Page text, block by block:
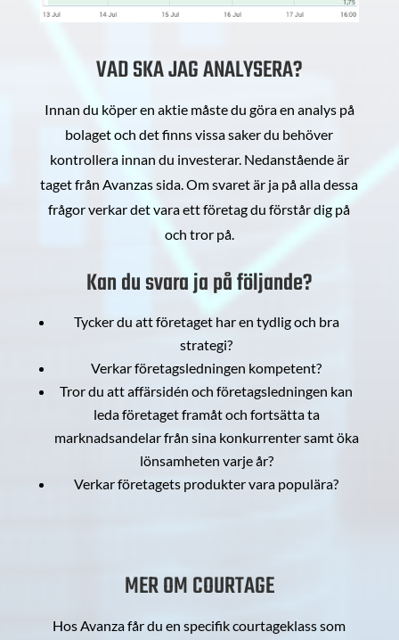
VAD SKA JAG ANALYSERA?
Innan du köper en aktie måste du göra en analys på
bolaget och det finns vissa saker du behöver
kontrollera innan du investerar. Nedanstående är
taget från Avanzas sida. Om svaret är ja på alla dessa
frågor verkar det vara ett företag du förstår dig på
och tror på.
Kan du svara ja på följande?
Tycker du att företaget har en tydlig och bra
strategi?
Verkar företagsledningen kompetent?
Tror du att affärsidén och företagsledningen kan
leda företaget framåt och fortsätta ta
marknadsandelar från sina konkurrenter samt öka
lönsamheten varje år?
Verkar företagets produkter vara populära?
MER OM COURTAGE
Hos Avanza får du en specifik courtageklass som